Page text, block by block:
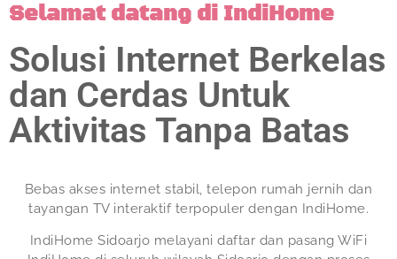
Selamat datang di IndiHome
Solusi Internet Berkelas
dan Cerdas Untuk
Aktivitas Tanpa Batas
Bebas akses internet stabil, telepon rumah jernih dan
tayangan TV interaktif terpopuler dengan IndiHome.
IndiHome Sidoarjo melayani daftar dan pasang WiFi